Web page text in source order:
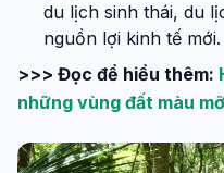
du lịch sinh thái, du
nguồn lợi kinh tế mới.
>>> Đọc để hiểu thêm:
những vùng đất màu